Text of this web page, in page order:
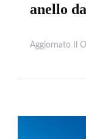
anello
Aggiornato Il